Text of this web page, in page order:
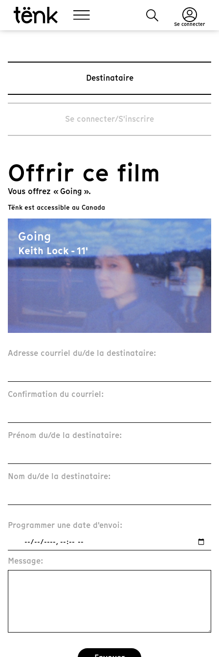
Se connecter
Destinataire
Se connecter/S'inscrire
Offrir ce film
Vous offrez « Going ».
Tënk est accessible au Canada
Going
Keith Lock - 11'
Adresse courriel du/de la destinataire:
Confirmation du courriel:
Prénom du/de la destinataire:
Nom du/de la destinataire:
Programmer une date d'envoi:
Message: